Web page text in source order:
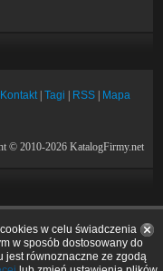
Kontakt|Tagi RSS
Mapa
© 2010-2026 KatalogFirmy.net
w celu świadczenia
w sposób dostosowany do
jest równoznaczne ze zgodą